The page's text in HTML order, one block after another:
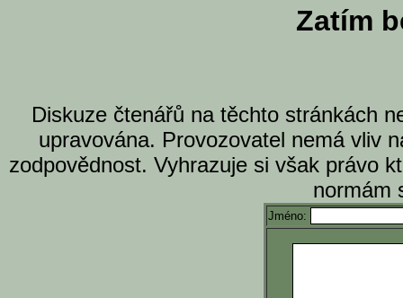
Zatím
Diskuze čtenářů na těchto stránkách
upravována. Provozovatel nemá vliv
zodpovědnost. Vyhrazuje si však právo
normám
Jméno: